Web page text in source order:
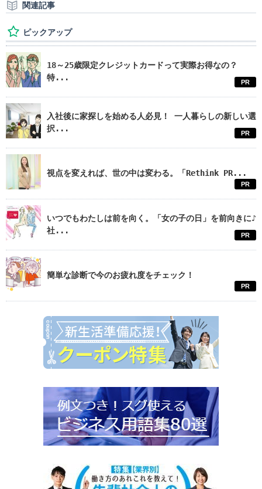
関連記事
ピックアップ
18～25歳限定クレジットカードって実際お得なの？
特...
PR
入社後に家探しを始める人必見！ 一人暮らしの新しい選
択...
PR
視点を変えれば、世の中は変わる。「Rethink PR...
PR
いつでもわたしは前を向く。「女の子の日」を前向きに♪
社...
PR
簡単な診断で今のお疲れ度をチェック！
PR